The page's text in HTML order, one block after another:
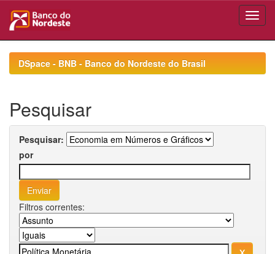
navigationDSpace - BNB - Banco do Nordeste do Brasil
Pesquisar
Pesquisar:
por
Filtros correntes: